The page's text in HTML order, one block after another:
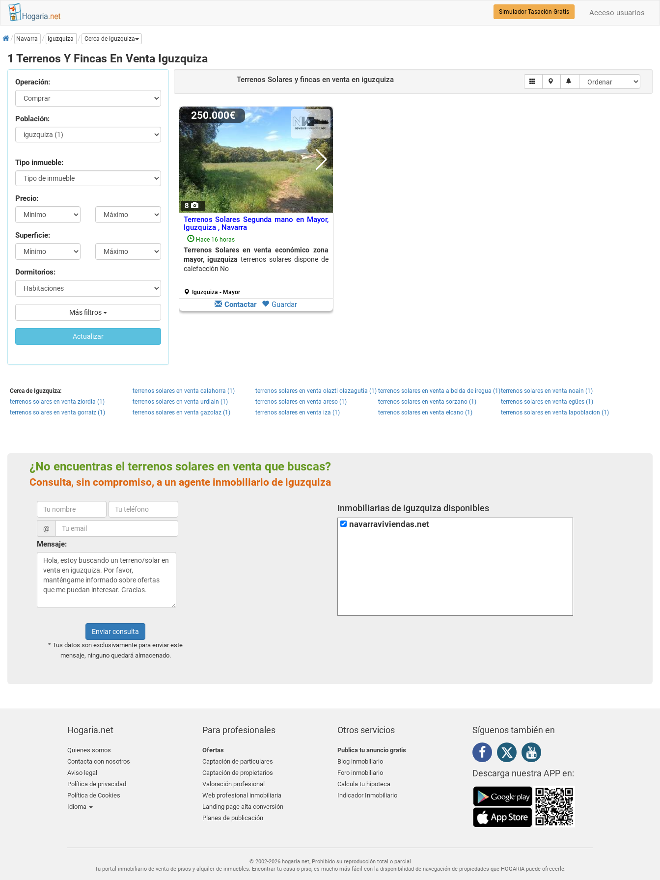
Acceso usuarios
Simulador Tasación Gratis
InicioNavarra Iguzquiza Cerca de Iguzquiza
1 Terrenos Y Fincas En Venta Iguzquiza
Operación:
Población:
Tipo inmueble:
Precio:
Superficie:
Dormitorios:
Más filtros
Actualizar
Terrenos Solares y fincas en venta en iguzquiza
8
250.000€
Terrenos Solares Segunda mano en Mayor,
Iguzquiza , Navarra
Hace 16 horas
Terrenos Solares en venta económico zona
mayor, iguzquiza terrenos solares dispone de
calefacción No
Iguzquiza - Mayor
Contactar Guardar
Cerca de Iguzquiza: terrenos solares en venta calahorra (1) terrenos solares en venta olazti olazagutia (1) terrenos solares en venta albelda de iregua (1)terrenos solares en venta noain (1)
terrenos solares en venta ziordia (1)
terrenos solares en venta urdiain (1) terrenos solares en venta areso (1) terrenos solares en venta sorzano (1)
terrenos solares en venta egües (1)
terrenos solares en venta gorraiz (1)
terrenos solares en venta gazolaz (1) terrenos solares en venta iza (1) terrenos solares en venta elcano (1) terrenos solares en venta lapoblacion (1)
¿No encuentras el terrenos solares en venta que buscas?
Consulta, sin compromiso, a un agente inmobiliario de iguzquiza
@
Mensaje:
Enviar consulta
* Tus datos son exclusivamente para enviar este
mensaje, ninguno quedará almacenado.
Inmobiliarias de iguzquiza disponibles
navarraviviendas.net
Hogaria.net
Quienes somos
Contacta con nosotros
Aviso legal
Política de privacidad
Política de Cookies
Idioma
Para profesionales
Ofertas
Captación de particulares
Captación de propietarios
Valoración profesional
Web profesional inmobiliaria
Landing page alta conversión
Planes de publicación
Otros servicios
Publica tu anuncio gratis
Blog inmobiliario
Foro inmobiliario
Calcula tu hipoteca
Indicador Inmobiliario
Síguenos también en
Descarga nuestra APP en:
© 2002-2026 hogaria.net, Prohibido su reproducción total o parcial
Tu portal inmobiliario de venta de pisos y alquiler de inmuebles. Encontrar tu casa o piso, es mucho más fácil con la disponibilidad de navegación de propiedades que HOGARIA puede ofrecerle.